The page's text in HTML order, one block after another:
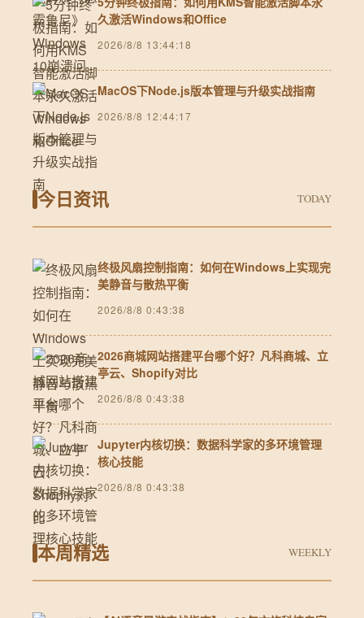
久激活Windows和Office
2026/8/8 13:44:18
MacOS下Node.js版本管理与升级实战指南
2026/8/8 12:44:17
今日资讯 TODAY
终极风扇控制指南：如何在Windows上实现完
美静音与散热平衡
2026/8/8 0:43:38
2026商城网站搭建平台哪个好？凡科商城、立
亭云、Shopify对比
2026/8/8 0:43:38
Jupyter内核切换：数据科学家的多环境管理
核心技能
2026/8/8 0:43:38
本周精选 WEEKLY